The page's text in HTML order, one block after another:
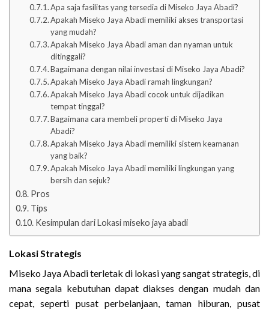
Apa saja fasilitas yang tersedia di Miseko Jaya Abadi?
Apakah Miseko Jaya Abadi memiliki akses transportasi
yang mudah?
Apakah Miseko Jaya Abadi aman dan nyaman untuk
ditinggali?
Bagaimana dengan nilai investasi di Miseko Jaya Abadi?
Apakah Miseko Jaya Abadi ramah lingkungan?
Apakah Miseko Jaya Abadi cocok untuk dijadikan
tempat tinggal?
Bagaimana cara membeli properti di Miseko Jaya
Abadi?
Apakah Miseko Jaya Abadi memiliki sistem keamanan
yang baik?
Apakah Miseko Jaya Abadi memiliki lingkungan yang
bersih dan sejuk?
Pros
Tips
Kesimpulan dari Lokasi miseko jaya abadi
Lokasi Strategis
Miseko Jaya Abadi terletak di lokasi yang sangat strategis, di
mana segala kebutuhan dapat diakses dengan mudah dan
cepat, seperti pusat perbelanjaan, taman hiburan, pusat